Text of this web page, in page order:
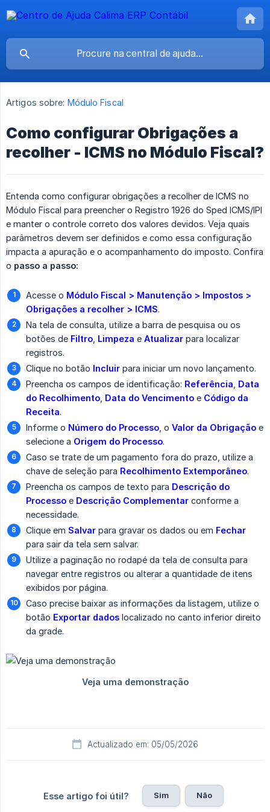
Artigos sobre: Módulo Fiscal
Como configurar Obrigações a
recolher - ICMS no Módulo Fiscal?
Entenda como configurar obrigações a recolher de ICMS no
Módulo Fiscal para preencher o Registro 1926 do Sped ICMS/IPI
e manter o controle correto dos valores devidos. Veja quais
parâmetros devem ser definidos e como essa configuração
impacta a apuração e o acompanhamento do imposto. Confira
o passo a passo:
Acesse o Módulo Fiscal > Manutenção > Impostos >
Obrigações a recolher > ICMS.
Na tela de consulta, utilize a barra de pesquisa ou os
botões de Filtro Limpeza e Atualizar para localizar
registros.
Clique no botão Incluir para iniciar um novo lançamento.
Preencha os campos de identificação: Referência Data
do Recolhimento Data do Vencimento e Código da
Receita.
Informe o Número do Processo , o Valor da Obrigação e
selecione a Origem do Processo.
Caso se trate de um pagamento fora do prazo, utilize a
chave de seleção para Recolhimento Extemporâneo.
Preencha os campos de texto para Descrição do
Processo e Descrição Complementar conforme a
necessidade.
Clique em Salvar para gravar os dados ou em Fechar
para sair da tela sem salvar.
Utilize a paginação no rodapé da tela de consulta para
navegar entre registros ou alterar a quantidade de itens
exibidos por página.
Caso precise baixar as informações da listagem, utilize o
botão Exportar dados localizado no canto inferior direito
da grade.
Actualizado em: 05/05/2026
Esse artigo foi útil? Sim Não